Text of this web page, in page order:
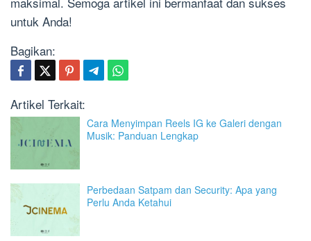
untuk Anda!
Bagikan:
Artikel Terkait:
Cara Menyimpan Reels IG ke Galeri dengan
Musik: Panduan Lengkap
Perbedaan Satpam dan Security: Apa yang
Perlu Anda Ketahui